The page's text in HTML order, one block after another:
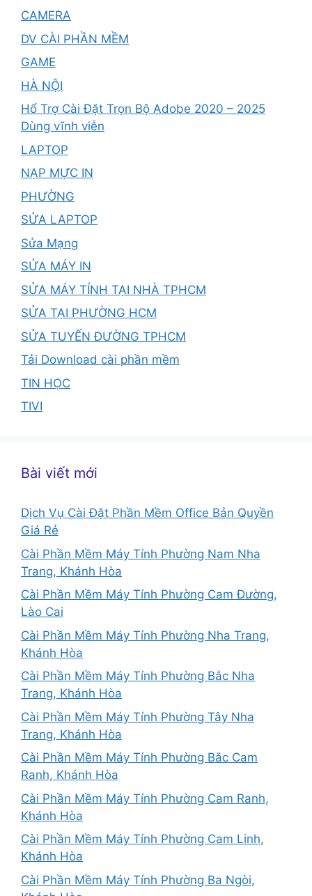
CAMERA
DV CÀI PHẦN MỀM
GAME
HÀ NỘI
Hổ Trợ Cài Đặt Trọn Bộ Adobe 2020 – 2025
Dùng vĩnh viễn
LAPTOP
NẠP MỰC IN
PHƯỜNG
SỬA LAPTOP
Sửa Mạng
SỬA MÁY IN
SỬA MÁY TÍNH TẠI NHÀ TPHCM
SỬA TẠI PHƯỜNG HCM
SỬA TUYẾN ĐƯỜNG TPHCM
Tải Download cài phần mềm
TIN HỌC
TIVI
Bài viết mới
Dịch Vụ Cài Đặt Phần Mềm Office Bản Quyền
Giá Rẻ
Cài Phần Mềm Máy Tính Phường Nam Nha
Trang, Khánh Hòa
Cài Phần Mềm Máy Tính Phường Cam Đường,
Lào Cai
Cài Phần Mềm Máy Tính Phường Nha Trang,
Khánh Hòa
Cài Phần Mềm Máy Tính Phường Bắc Nha
Trang, Khánh Hòa
Cài Phần Mềm Máy Tính Phường Tây Nha
Trang, Khánh Hòa
Cài Phần Mềm Máy Tính Phường Bắc Cam
Ranh, Khánh Hòa
Cài Phần Mềm Máy Tính Phường Cam Ranh,
Khánh Hòa
Cài Phần Mềm Máy Tính Phường Cam Linh,
Khánh Hòa
Cài Phần Mềm Máy Tính Phường Ba Ngòi,